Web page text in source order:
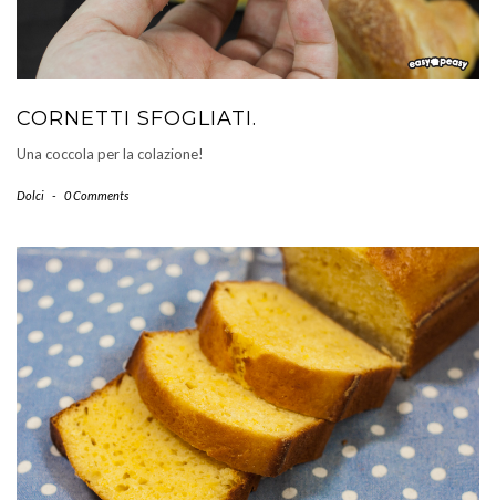
CORNETTI SFOGLIATI.
Una coccola per la colazione!
Dolci - 0 Comments